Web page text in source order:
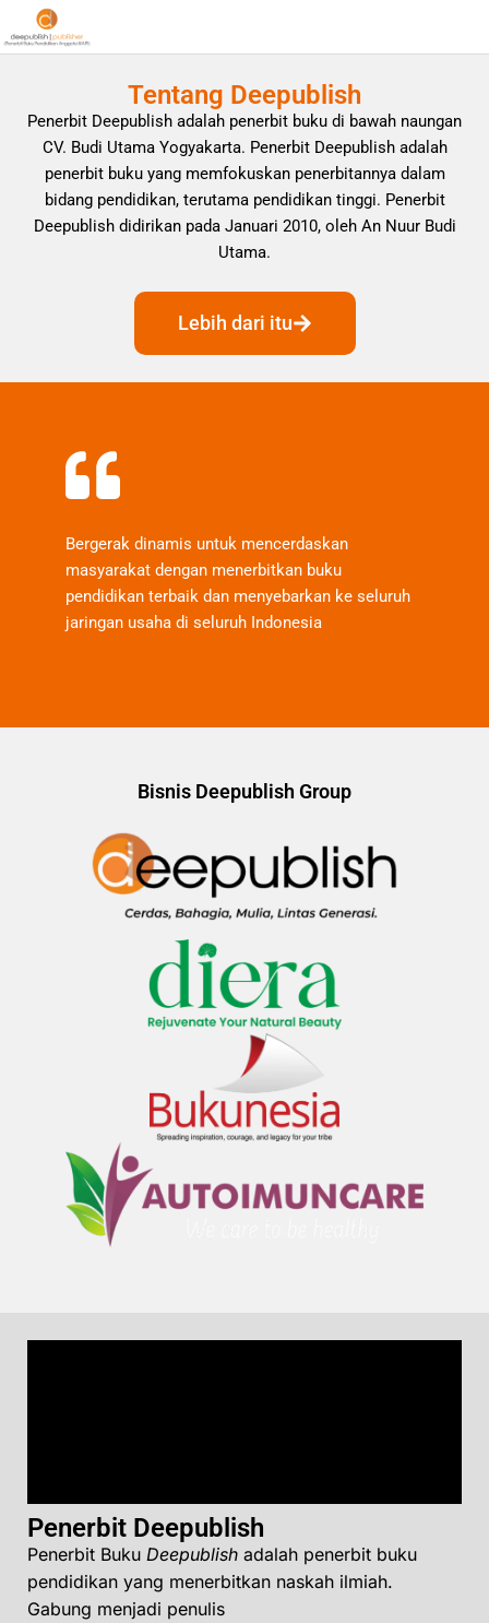
Tentang Deepublish
Penerbit Deepublish adalah penerbit buku di bawah naungan
CV. Budi Utama Yogyakarta. Penerbit Deepublish adalah
penerbit buku yang memfokuskan penerbitannya dalam
bidang pendidikan, terutama pendidikan tinggi. Penerbit
Deepublish didirikan pada Januari 2010, oleh An Nuur Budi
Utama.
Lebih dari itu
Bergerak dinamis untuk mencerdaskan
masyarakat dengan menerbitkan buku
pendidikan terbaik dan menyebarkan ke seluruh
jaringan usaha di seluruh Indonesia
Bisnis Deepublish Group
Penerbit Deepublish
Penerbit Buku Deepublish adalah penerbit buku
pendidikan yang menerbitkan naskah ilmiah.
Gabung menjadi penulis